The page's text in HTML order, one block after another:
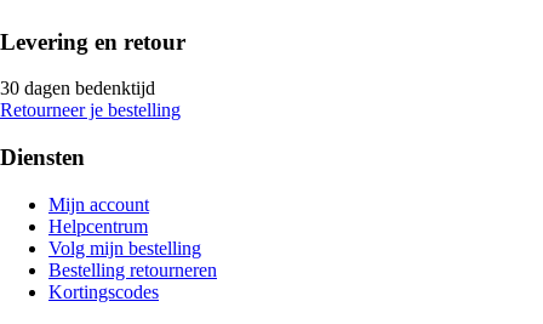
Levering en retour
30 dagen bedenktijd
Retourneer je bestelling
Diensten
Mijn account
Helpcentrum
Volg mijn bestelling
Bestelling retourneren
Kortingscodes